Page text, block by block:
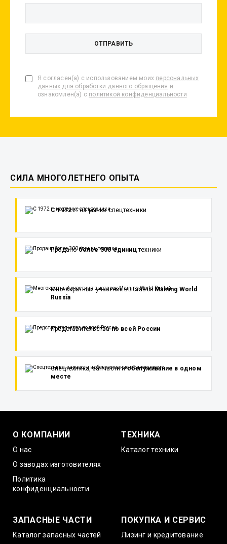
Я согласен(а) с использованием моих персональных
данных для обработки данного обращения и
ознакомлен(а) с политикой конфиденциальности
СИЛА МНОГОЛЕТНЕГО ОПЫТА
С 1972 г.на рынке спецтехники
Проданоболее 300 едиництехники
Многократный участник выставок Maining World
Russia
Представительствапо всей России
Спецтехника, запчасти иобслуживание в одном
месте
О КОМПАНИИ
О нас
О заводах изготовителях
Политика
конфиденциальности
ТЕХНИКА
Каталог техники
ЗАПАСНЫЕ ЧАСТИ
Каталог запасных частей
ПОКУПКА И СЕРВИС
Лизинг и кредитование